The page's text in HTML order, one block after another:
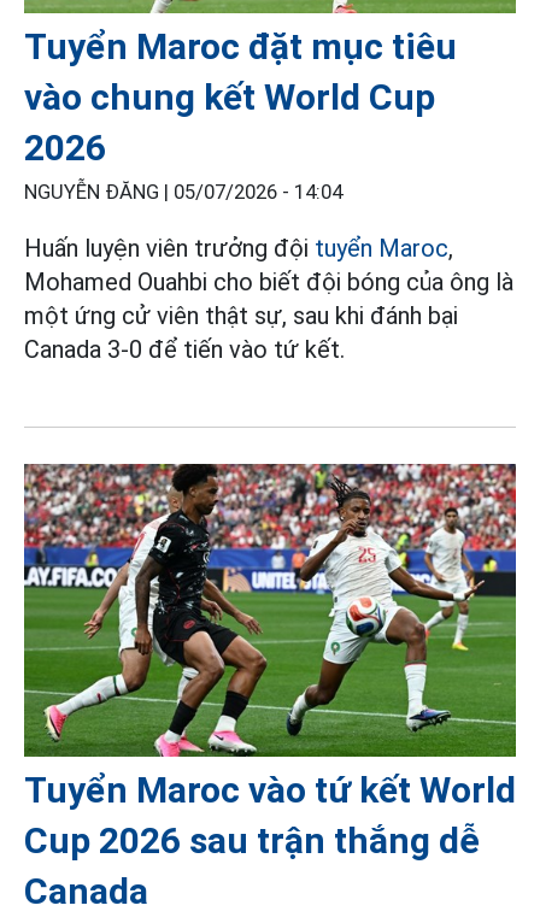
Tuyển Maroc đặt mục tiêu
vào chung kết World Cup
2026
NGUYỄN ĐĂNG | 05/07/2026 - 14:04
Huấn luyện viên trưởng đội tuyển Maroc,
Mohamed Ouahbi cho biết đội bóng của ông là
một ứng cử viên thật sự, sau khi đánh bại
Canada 3-0 để tiến vào tứ kết.
Tuyển Maroc vào tứ kết World
Cup 2026 sau trận thắng dễ
Canada